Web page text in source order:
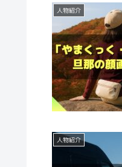
人物紹介
人物紹介